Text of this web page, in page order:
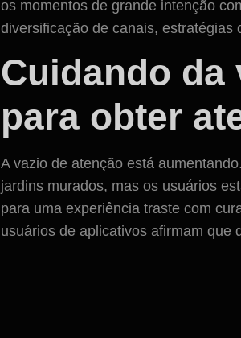
os momentos de grande intenção
diversificação de canais, estratégias
Cuidando
para obter
A vazio de atenção está
jardins murados, mas os usuários
para uma experiência traste com
usuários de aplicativos afirmam que